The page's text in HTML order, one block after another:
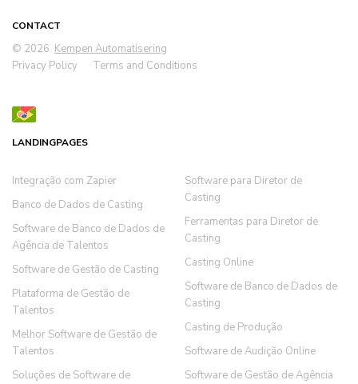
CONTACT
© 2026 Kempen Automatisering
Privacy Policy
Terms and Conditions
LANDINGPAGES
Integração com Zapier
Banco de Dados de Casting
Software de Banco de Dados de
Agência de Talentos
Software de Gestão de Casting
Plataforma de Gestão de
Talentos
Melhor Software de Gestão de
Talentos
Soluções de Software de
Software para Diretor de
Casting
Ferramentas para Diretor de
Casting
Casting Online
Software de Banco de Dados de
Casting
Casting de Produção
Software de Audição Online
Software de Gestão de Agência